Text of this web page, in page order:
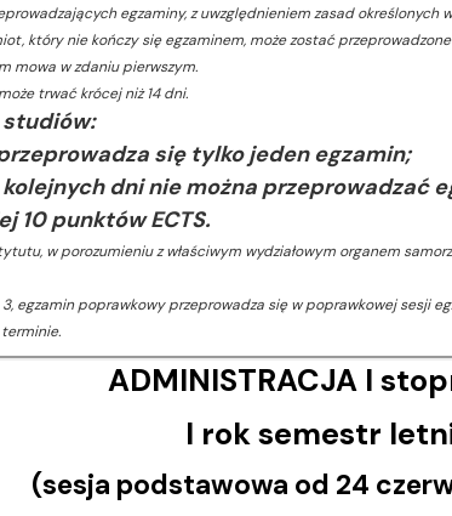
egzaminy, z uwzględnieniem zasad określonych
który nie kończy się egzaminem, może zostać
mowa w zdaniu pierwszym.
trwać krócej niż 14 dni.
studiów:
się tylko jeden egzamin;
dni nie można przeprowadzać
10 punktów ECTS.
w porozumieniu z właściwym wydziałowym organem
3, egzamin poprawkowy przeprowadza się w poprawkowej sesji
ADMINISTRACJA I
I rok semestr
(sesja podstawowa od 24